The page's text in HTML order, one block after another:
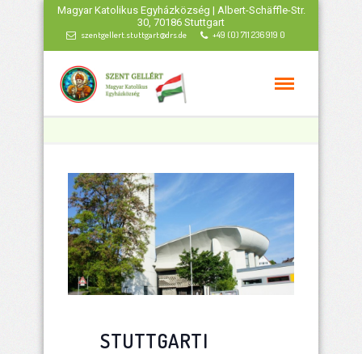
Magyar Katolikus Egyházközség | Albert-Schäffle-Str.
30, 70186 Stuttgart
szentgellert.stuttgart@drs.de +49 (0) 711 236 919 0
STUTTGARTI